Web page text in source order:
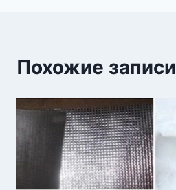
Похожие записи